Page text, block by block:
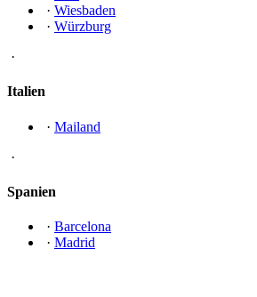
· Wiesbaden
· Würzburg
·
Italien
· Mailand
·
Spanien
· Barcelona
· Madrid